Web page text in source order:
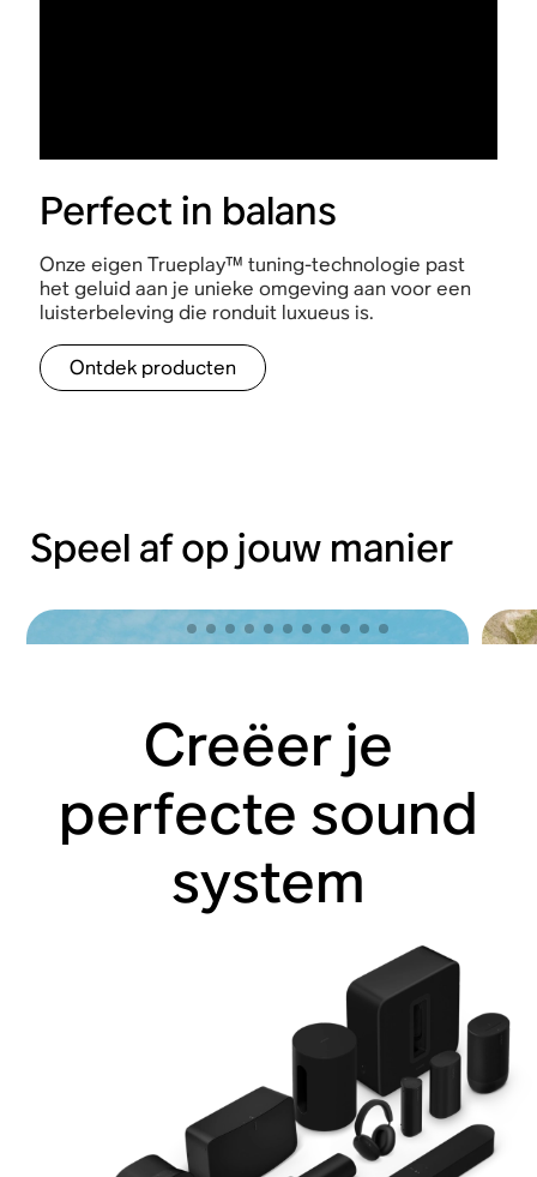
Perfect in balans
Onze eigen Trueplay™ tuning-technologie past
het geluid aan je unieke omgeving aan voor een
luisterbeleving die ronduit luxueus is.
Ontdek producten
Speel af op jouw manier
Creëer je
perfecte sound
system